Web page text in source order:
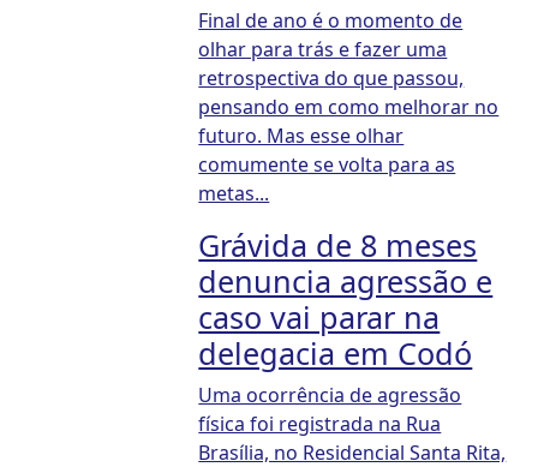
Final de ano é o momento de
olhar para trás e fazer uma
retrospectiva do que passou,
pensando em como melhorar no
futuro. Mas esse olhar
comumente se volta para as
metas...
Grávida de 8 meses
denuncia agressão e
caso vai parar na
delegacia em Codó
Uma ocorrência de agressão
física foi registrada na Rua
Brasília, no Residencial Santa Rita,